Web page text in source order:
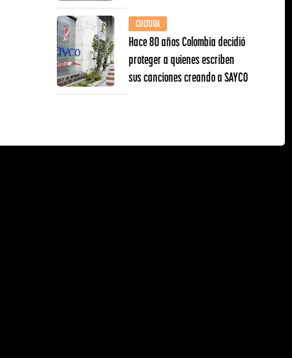
CULTURA
Hace 80 años Colombia decidió
proteger a quienes escriben
sus canciones creando a SAYCO